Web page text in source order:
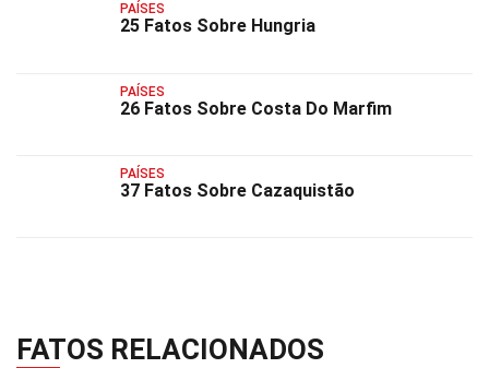
PAÍSES
25 Fatos Sobre Hungria
PAÍSES
26 Fatos Sobre Costa Do Marfim
PAÍSES
37 Fatos Sobre Cazaquistão
FATOS RELACIONADOS